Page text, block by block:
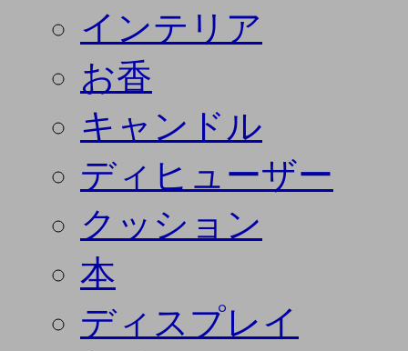
インテリア
お香
キャンドル
ディヒューザー
クッション
本
ディスプレイ